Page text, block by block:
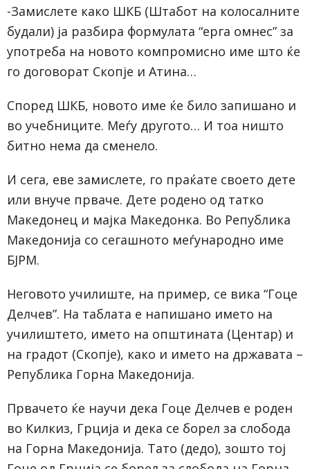
-Замислете како ШКБ (Штабот на колосалните
будали) ја разбира формулата “ерга омнес” за
употреба на новото компромисно име што ќе
го договорат Скопје и Атина…
Според ШКБ, новото име ќе било запишано и
во учебниците. Меѓу другото… И тоа ништо
битно нема да сменело.
И сега, еве замислете, го праќате своето дете
или внуче прваче. Дете родено од татко
Македонец и мајка Македонка. Во Република
Македонија со сегашното меѓународно име
БЈРМ.
Неговото училиште, на пример, се вика “Гоце
Делчев”. На таблата е напишано името на
училиштето, името на општината (Центар) и
на градот (Скопје), како и името на државата –
Република Горна Македонија.
Првачето ќе научи дека Гоце Делчев е роден
во Килкиз, Грција и дека се борел за слобода
на Горна Македонија. Тато (дедо), зошто тој